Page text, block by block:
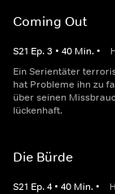
Coming Out
S21 Ep.3 • 40 Min. •
Ein Serientäter
hat Probleme ihn zu
über seinen
lückenhaft.
Die Bürde
S21 Ep.4 • 40 Min. •